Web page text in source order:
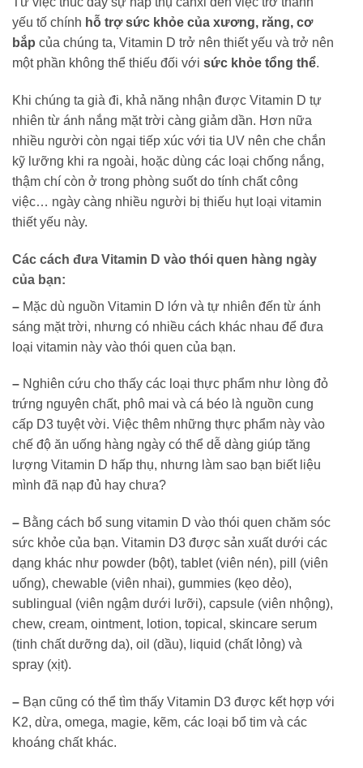
yếu tố chính hỗ trợ sức khỏe của xương, răng, cơ
bắp của chúng ta, Vitamin D trở nên thiết yếu và trở nên
một phần không thể thiếu đối với sức khỏe tổng thể.
Khi chúng ta già đi, khả năng nhận được Vitamin D tự
nhiên từ ánh nắng mặt trời càng giảm dần. Hơn nữa
nhiều người còn ngại tiếp xúc với tia UV nên che chắn
kỹ lưỡng khi ra ngoài, hoặc dùng các loại chống nắng,
thậm chí còn ở trong phòng suốt do tính chất công
việc… ngày càng nhiều người bị thiếu hụt loại vitamin
thiết yếu này.
Các cách đưa Vitamin D vào thói quen hàng ngày
của bạn:
– Mặc dù nguồn Vitamin D lớn và tự nhiên đến từ ánh
sáng mặt trời, nhưng có nhiều cách khác nhau để đưa
loại vitamin này vào thói quen của bạn.
– Nghiên cứu cho thấy các loại thực phẩm như lòng đỏ
trứng nguyên chất, phô mai và cá béo là nguồn cung
cấp D3 tuyệt vời. Việc thêm những thực phẩm này vào
chế độ ăn uống hàng ngày có thể dễ dàng giúp tăng
lượng Vitamin D hấp thụ, nhưng làm sao bạn biết liệu
mình đã nạp đủ hay chưa?
– Bằng cách bổ sung vitamin D vào thói quen chăm sóc
sức khỏe của bạn. Vitamin D3 được sản xuất dưới các
dạng khác như powder (bột), tablet (viên nén), pill (viên
uống), chewable (viên nhai), gummies (kẹo dẻo),
sublingual (viên ngậm dưới lưỡi), capsule (viên nhộng),
chew, cream, ointment, lotion, topical, skincare serum
(tinh chất dưỡng da), oil (dầu), liquid (chất lỏng) và
spray (xịt).
– Bạn cũng có thể tìm thấy Vitamin D3 được kết hợp với
K2, dừa, omega, magie, kẽm, các loại bổ tim và các
khoáng chất khác.